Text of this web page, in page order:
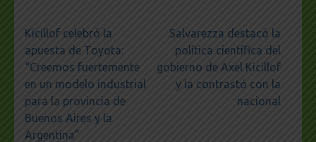
Navegación
de
entradas
Kicillof celebró la
apuesta de Toyota:
“Creemos fuertemente
en un modelo industrial
para la provincia de
Buenos Aires y la
Argentina”
Salvarezza destacó la
política científica del
gobierno de Axel Kicillof
y la contrastó con la
nacional